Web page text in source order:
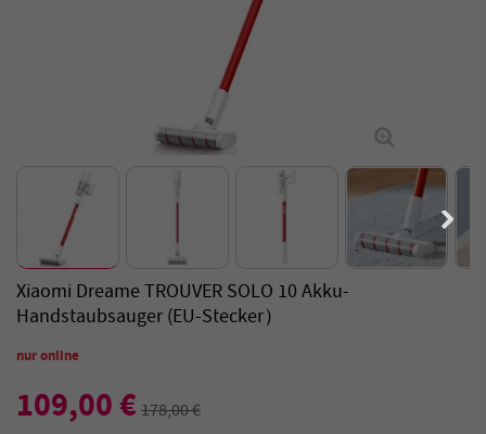
Xiaomi Dreame TROUVER SOLO 10 Akku-
Handstaubsauger (EU-Stecker）
nur online
109,00 €178,00 €